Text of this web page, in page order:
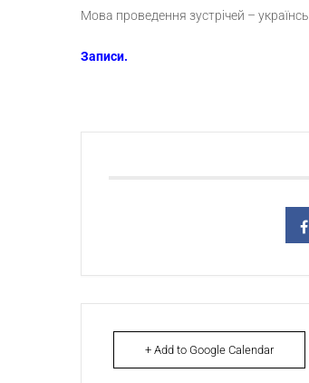
Мова проведення зустрічей –
Записи.
+ Add to Google Calendar